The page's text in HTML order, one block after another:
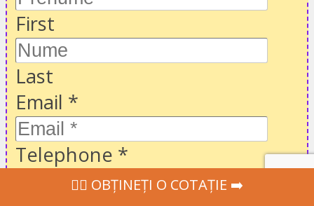
First
Last
Email *
Telephone *
‍👩‍⚕ OBȚINEȚI O COTAȚIE ➡️